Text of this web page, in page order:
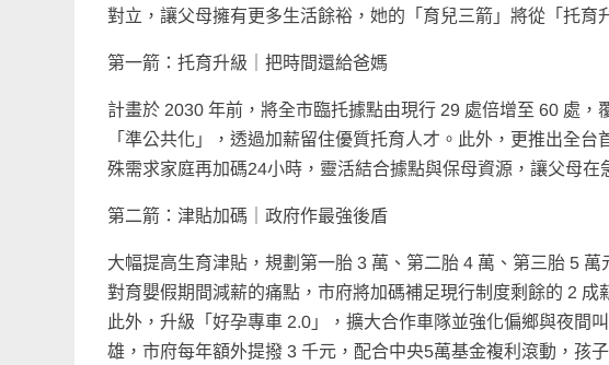
對立，讓父母擁有更多生活餘裕，她的「育兒三箭」將從「托育
第一箭：托育升級｜把時間還給爸媽
計畫於 2030 年前，將全市臨托據點由現行 29 處倍增至 60 處
「準公共化」，透過加薪留住優質托育人才。此外，更推出全
殊需求家庭再加碼24小時，靈活結合據點與保母資源，讓父母在
第二箭：津貼加碼｜政府作最強後盾
大幅提高生育津貼，規劃第一胎 3 萬、第二胎 4 萬、第三胎 5
對育嬰假期間減薪的痛點，市府將加碼補足現行制度剩餘的 2
此外，升級「好孕專車 2.0」，擴大合作車隊並強化偏鄉與夜間
雄，市府每年額外提撥 3 千元，配合中央5萬基金複利滾動，孩